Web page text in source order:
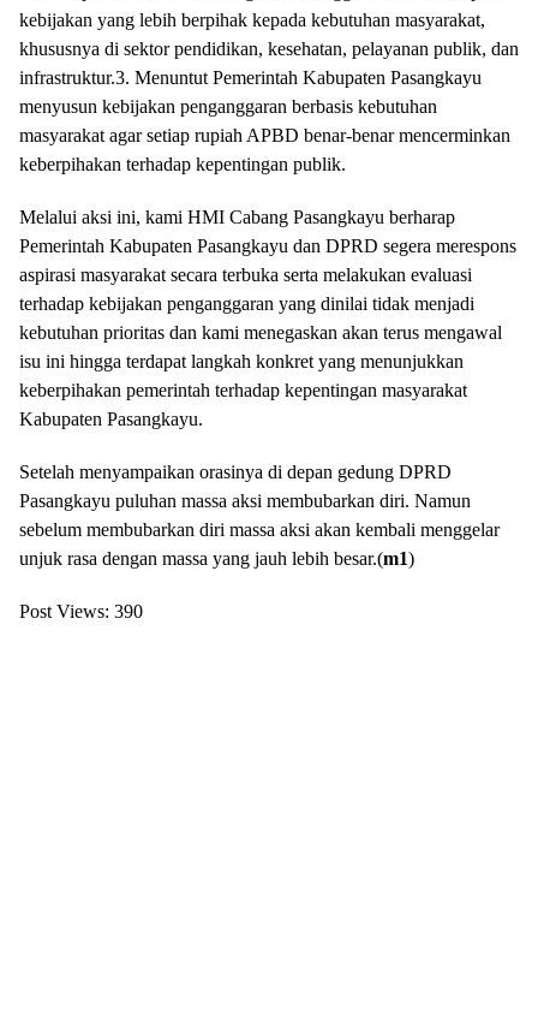
kebijakan yang lebih berpihak kepada kebutuhan masyarakat,
khususnya di sektor pendidikan, kesehatan, pelayanan publik, dan
infrastruktur.3. Menuntut Pemerintah Kabupaten Pasangkayu
menyusun kebijakan penganggaran berbasis kebutuhan
masyarakat agar setiap rupiah APBD benar-benar mencerminkan
keberpihakan terhadap kepentingan publik.
Melalui aksi ini, kami HMI Cabang Pasangkayu berharap
Pemerintah Kabupaten Pasangkayu dan DPRD segera merespons
aspirasi masyarakat secara terbuka serta melakukan evaluasi
terhadap kebijakan penganggaran yang dinilai tidak menjadi
kebutuhan prioritas dan kami menegaskan akan terus mengawal
isu ini hingga terdapat langkah konkret yang menunjukkan
keberpihakan pemerintah terhadap kepentingan masyarakat
Kabupaten Pasangkayu.
Setelah menyampaikan orasinya di depan gedung DPRD
Pasangkayu puluhan massa aksi membubarkan diri. Namun
sebelum membubarkan diri massa aksi akan kembali menggelar
unjuk rasa dengan massa yang jauh lebih besar.(m1)
Post Views: 390